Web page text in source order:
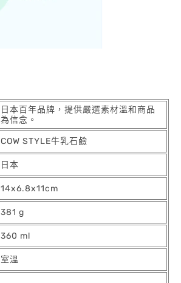
日本百年品牌，提供嚴選素材溫和商品
為信念。
COW STYLE牛乳石鹼
日本
14x6.8x11cm
381 g
360 ml
室溫